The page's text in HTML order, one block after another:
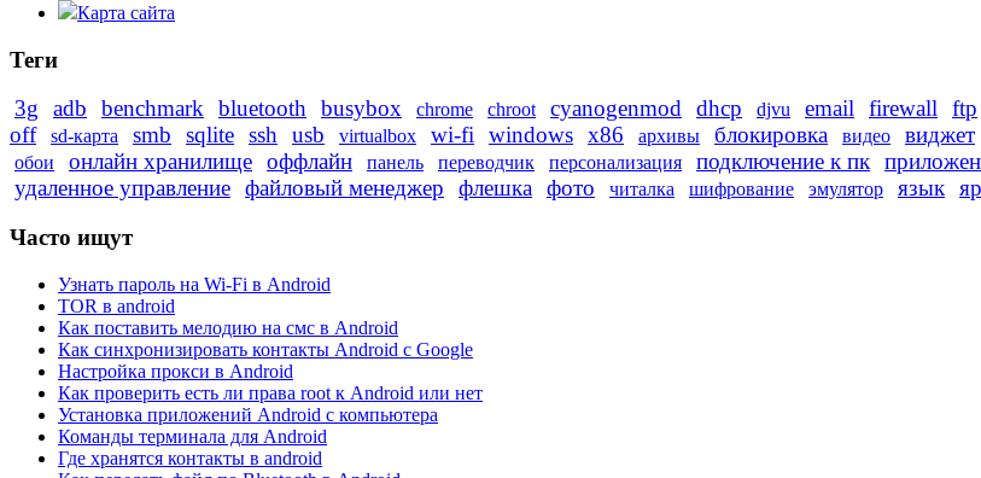
Карта сайта
Теги
3g
adb benchmark bluetooth busybox chrome chroot cyanogenmod dhcp djvu email firewall ftp
off
sd-карта smb sqlite ssh usb virtualbox wi-fi windows x86 архивы блокировка видео виджет
обои
онлайн хранилище оффлайн панель переводчик персонализация подключение к пк
удаленное управление файловый менеджер флешка фото читалка шифрование эмулятор язык
Часто ищут
Узнать пароль на Wi-Fi в Android
TOR в android
Как поставить мелодию на смс в Android
Как синхронизировать контакты Android с Google
Настройка прокси в Android
Как проверить есть ли права root к Android или нет
Установка приложений Android с компьютера
Команды терминала для Android
Где хранятся контакты в android